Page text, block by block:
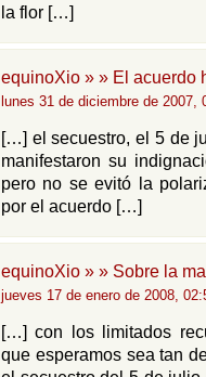
la flor […]
equinoXio » » El acuerdo
lunes 31 de diciembre de 2007,
[…] el secuestro, el 5 de
manifestaron su
pero no se evitó la
por el acuerdo […]
equinoXio » » Sobre la
jueves 17 de enero de 2008,
[…] con los limitados
que esperamos sea tan